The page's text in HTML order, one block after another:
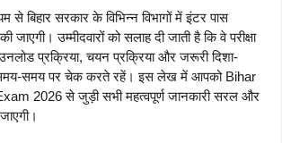
से बिहार सरकार के विभिन्न विभागों में इंटर पास
जाएगी। उम्मीदवारों को सलाह दी जाती है कि वे परीक्षा
प्रक्रिया, चयन प्रक्रिया और जरूरी दिशा-
समय-समय पर चेक करते रहें। इस लेख में आपको Bihar
2026 से जुड़ी सभी महत्वपूर्ण जानकारी सरल और